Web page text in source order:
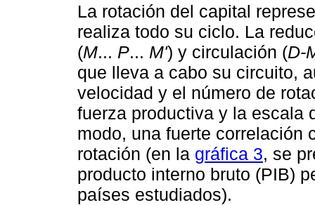
La rotación del capital
realiza todo su ciclo. La
(M... P... M') y circulación (D-
que lleva a cabo su circuito,
velocidad y el número de
fuerza productiva y la escala
modo, una fuerte correlación
rotación (en la gráfica 3, se
producto interno bruto (PIB)
países estudiados).